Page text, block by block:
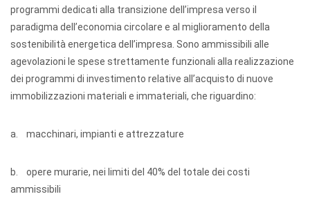
programmi dedicati alla transizione dell’impresa verso il
paradigma dell’economia circolare e al miglioramento della
sostenibilità energetica dell’impresa. Sono ammissibili alle
agevolazioni le spese strettamente funzionali alla realizzazione
dei programmi di investimento relative all’acquisto di nuove
immobilizzazioni materiali e immateriali, che riguardino:
a. macchinari, impianti e attrezzature
b. opere murarie, nei limiti del 40% del totale dei costi
ammissibili